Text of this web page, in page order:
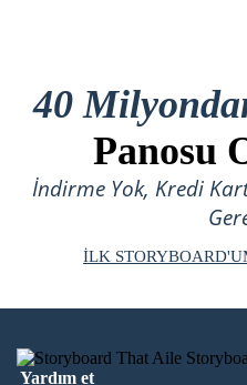
40
Panosu
İndirme Yok, Kredi
İLK
Yardım et